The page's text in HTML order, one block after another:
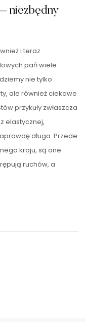
niezbędny
i teraz
pań wiele
nie tylko
ale również ciekawe
przykuły zwłaszcza
elastycznej,
długa. Przede
kroju, są one
ruchów, a